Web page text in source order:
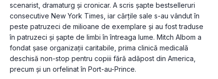
scenarist, dramaturg și cronicar. A scris șapte bestselleruri
consecutive New York Times, iar cărțile sale s-au vândut în
peste patruzeci de milioane de exemplare și au fost traduse
în patruzeci și șapte de limbi în întreaga lume. Mitch Albom a
fondat șase organizații caritabile, prima clinică medicală
deschisă non-stop pentru copiii fără adăpost din America,
precum și un orfelinat în Port-au-Prince.